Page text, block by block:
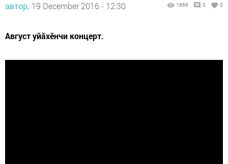
автор, 19 December 2016 - 12:30 1866 0 0
Август уйăхӗнчи концерт.